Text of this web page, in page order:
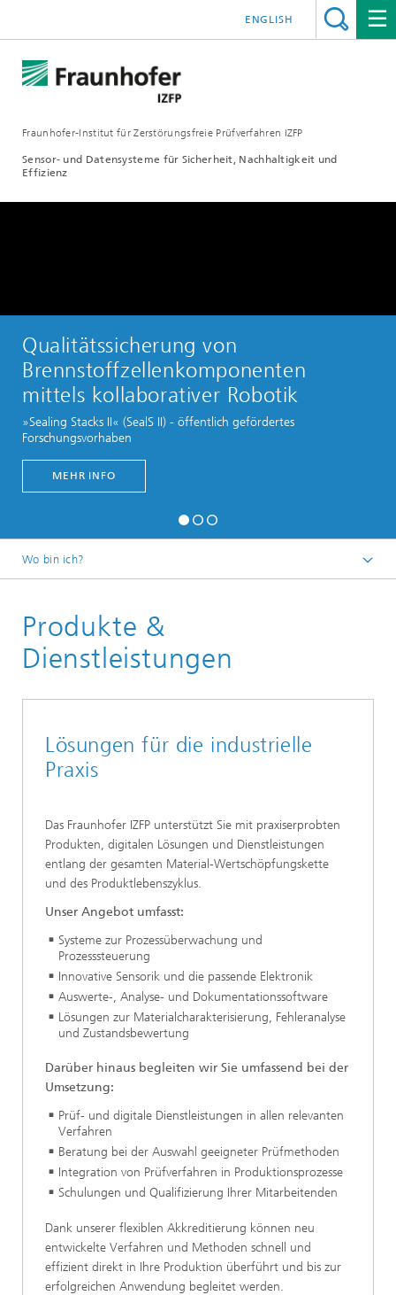
Fraunhofer-Institut für Zerstörungsfreie Prüfverfahren IZFP
Sensor- und Datensysteme für Sicherheit, Nachhaltigkeit und
Effizienz
ENGLISH
Play
Video
Qualitätssicherung von
Brennstoffzellenkomponenten
mittels kollaborativer Robotik
»Sealing Stacks II« (SealS II) - öffentlich gefördertes
Forschungsvorhaben
MEHR INFO
Wo bin ich?
Produkte &
Dienstleistungen
Lösungen für die industrielle
Praxis
Das Fraunhofer IZFP unterstützt Sie mit praxiserprobten
Produkten, digitalen Lösungen und Dienstleistungen
entlang der gesamten Material-Wertschöpfungskette
und des Produktlebenszyklus.
Unser Angebot umfasst:
Systeme zur Prozessüberwachung und
Prozesssteuerung
Innovative Sensorik und die passende Elektronik
Auswerte-, Analyse- und Dokumentationssoftware
Lösungen zur Materialcharakterisierung, Fehleranalyse
und Zustandsbewertung
Darüber hinaus begleiten wir Sie umfassend bei der
Umsetzung:
Prüf- und digitale Dienstleistungen in allen relevanten
Verfahren
Beratung bei der Auswahl geeigneter Prüfmethoden
Integration von Prüfverfahren in Produktionsprozesse
Schulungen und Qualifizierung Ihrer Mitarbeitenden
Dank unserer flexiblen Akkreditierung können neu
entwickelte Verfahren und Methoden schnell und
effizient direkt in Ihre Produktion überführt und bis zur
erfolgreichen Anwendung begleitet werden.